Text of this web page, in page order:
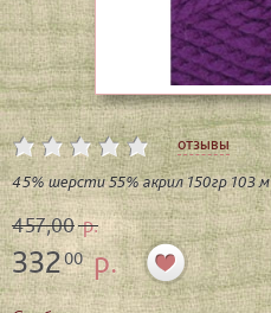
отзывы
45% шерсти 55% акрил 150гр 103 м
457,00р.
33200р.